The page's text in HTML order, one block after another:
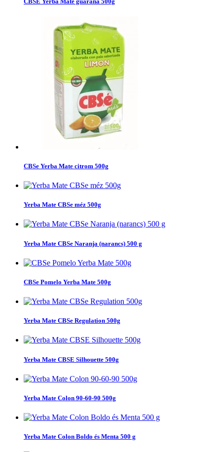
CBSe Yerba Mate citrom 500g
Yerba Mate CBSe méz 500g
Yerba Mate CBSe Naranja (narancs) 500 g
CBSe Pomelo Yerba Mate 500g
Yerba Mate CBSe Regulation 500g
Yerba Mate CBSE Silhouette 500g
Yerba Mate Colon 90-60-90 500g
Yerba Mate Colon Boldo és Menta 500 g